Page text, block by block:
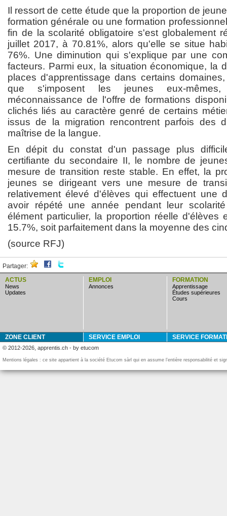
Il ressort de cette étude que la proportion de
formation générale ou une formation
fin de la scolarité obligatoire s'est globalement
juillet 2017, à 70.81%, alors qu'elle se situe
76%. Une diminution qui s'explique par une
facteurs. Parmi eux, la situation économique, la
places d'apprentissage dans certains
que s'imposent les jeunes eux-
méconnaissance de l'offre de formations
clichés liés au caractère genré de certains
issus de la migration rencontrent parfois des
maîtrise de la langue.
En dépit du constat d'un passage plus
certifiante du secondaire II, le nombre de
mesure de transition reste stable. En effet, la
jeunes se dirigeant vers une mesure de
relativement élevé d'élèves qui effectuent une
avoir répété une année pendant leur
élément particulier, la proportion réelle d'élèves
15.7%, soit parfaitement dans la moyenne des
(source RFJ)
Partager:
ACTUS
news
updates
EMPLOI
annonces
FORMATION
apprentissage
études supérieures
cours
ZONE CLIENT SERVICE EMPLOI SERVICE
© 2012-2026, apprentis.ch - by etucom
Mentions légales : ce site appartient à la société Etucom sàrl qui en assume l’entière responsabilité et